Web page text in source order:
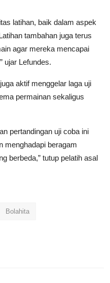
latihan, baik dalam aspek
tambahan juga terus
agar mereka mencapai
ujar Lefundes.
aktif menggelar laga uji
permainan sekaligus
pertandingan uji coba ini
menghadapi beragam
berbeda,” tutup pelatih asal
Bolahita